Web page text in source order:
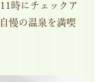
時にチェックア
慢の温泉を満喫